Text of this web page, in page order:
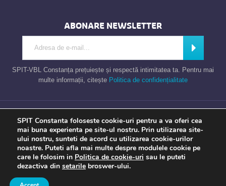
ABONARE NEWSLETTER
SPIT-VBL Constanța prețuiește și respectă intimitatea ta. Pentru mai
multe informații, citește Politica de confidențialitate
Taxe Constanta
TU contezi Opinia ta Apel gratuit Newsletter
SPIT Constanta foloseste cookie-uri pentru a va oferi cea
mai buna experienta pe site-ul nostru. Prin utilizarea site-
ului nostru, sunteti de acord cu utilizarea cookie-urilor
noastre. Puteti afla mai multe despre modulele cookie pe
care le folosim in Politica de cookie-uri sau le puteti
dezactiva din setarile broswer-ului.